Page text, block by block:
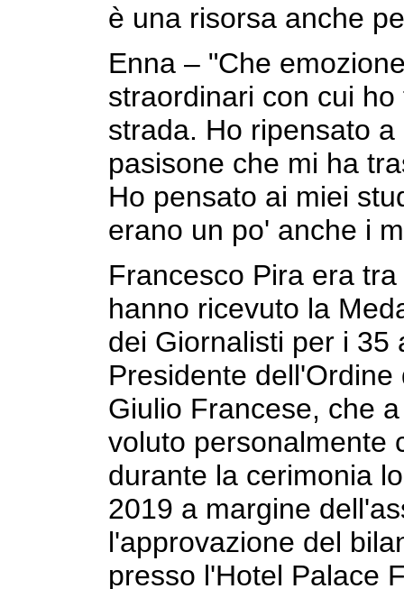
è una risorsa anche
Enna – "Che
straordinari con cui
strada. Ho ripensato
pasisone che mi ha
Ho pensato ai miei
erano un po' anche i
Francesco Pira era
hanno ricevuto la
dei Giornalisti per i 35
Presidente
Giulio Francese, che
voluto personalmente
durante la cerimonia
2019 a margine
l'approvazione del
presso l'Hotel Palace